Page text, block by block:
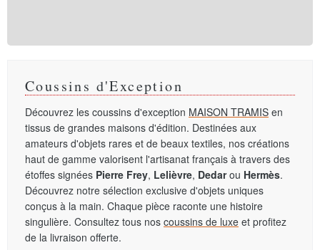
Coussins d'Exception
Découvrez les coussins d'exception MAISON TRAMIS en
tissus de grandes maisons d'édition. Destinées aux
amateurs d'objets rares et de beaux textiles, nos créations
haut de gamme valorisent l'artisanat français à travers des
étoffes signées Pierre Frey, Lelièvre, Dedarou Hermès.
Découvrez notre sélection exclusive d'objets uniques
conçus à la main. Chaque pièce raconte une histoire
singulière. Consultez tous nos coussins de luxe et profitez
de la livraison offerte.